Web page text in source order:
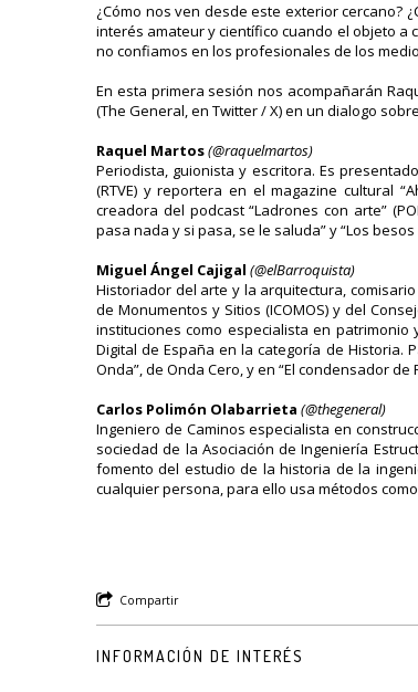
¿Cómo nos ven desde este exterior cercano?
interés amateur y científico cuando el objeto a
no confiamos en los profesionales de los
En esta primera sesión nos acompañarán
(The General, en Twitter / X) en un dialogo
Raquel Martos(@raquelmartos)
Periodista, guionista y escritora. Es
(RTVE) y reportera en el magazine cultural
creadora del podcast “Ladrones con arte”
pasa nada y si pasa, se le saluda” y “Los besos
Miguel Ángel Cajigal (@elBarroquista)
Historiador del arte y la arquitectura,
de Monumentos y Sitios (ICOMOS) y del
instituciones como especialista en patrimonio
Digital de España en la categoría de Historia.
Onda”, de Onda Cero, y en “El condensador de
Carlos Polimón Olabarrieta (@thegeneral)
Ingeniero de Caminos especialista en
sociedad de la Asociación de Ingeniería
fomento del estudio de la historia de la
cualquier persona, para ello usa métodos
Compartir
INFORMACIÓN DE INTERÉS